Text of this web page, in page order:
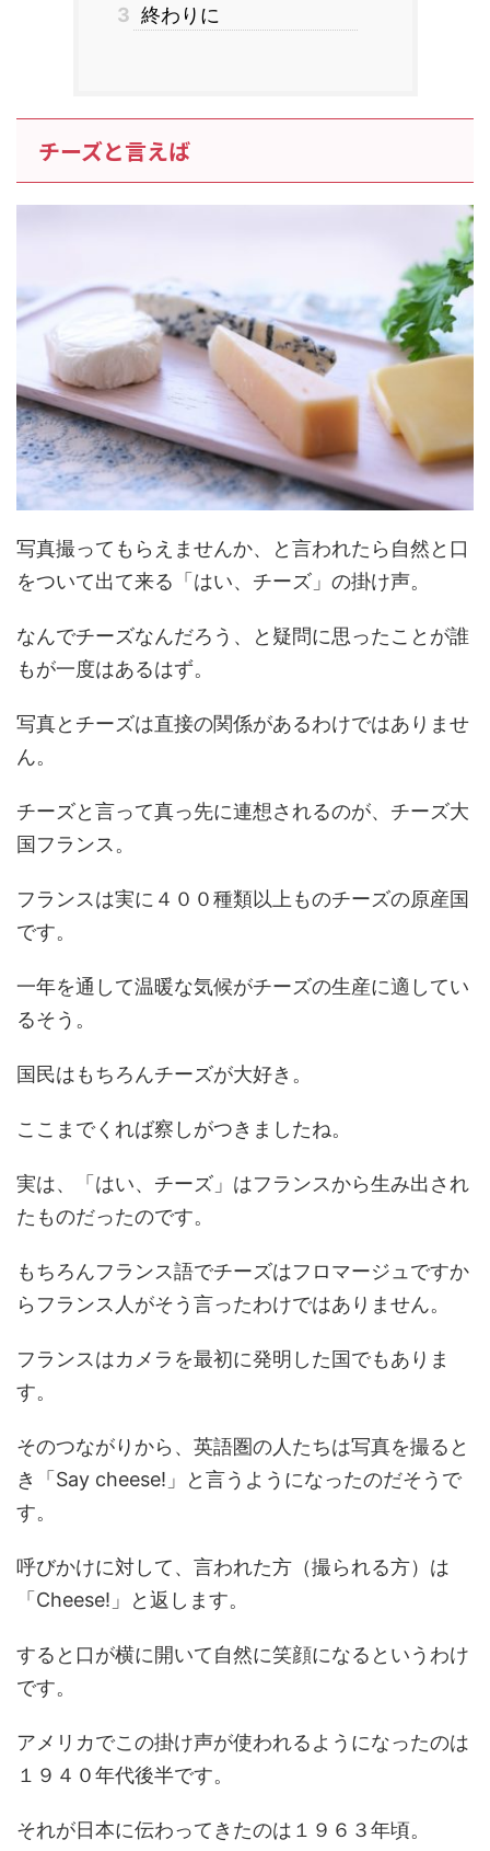
3 終わりに
チーズと言えば
写真撮ってもらえませんか、と言われたら自然と口
をついて出て来る「はい、チーズ」の掛け声。
なんでチーズなんだろう、と疑問に思ったことが誰
もが一度はあるはず。
写真とチーズは直接の関係があるわけではありませ
ん。
チーズと言って真っ先に連想されるのが、チーズ大
国フランス。
フランスは実に ４００種類以上 ものチーズの原産国
です。
一年を通して温暖な気候がチーズの生産に適してい
るそう。
国民はもちろんチーズが大好き。
ここまでくれば察しがつきましたね。
実は、「はい、チーズ」はフランスから生み出され
た ものだったのです。
もちろんフランス語でチーズはフロマージュですか
らフランス人がそう言ったわけではありません。
フランスはカメラを最初に発明した国でもありま
す。
そのつながりから、英語圏の人たちは写真を撮ると
き「Say cheese!」と言うようになったのだそうで
す。
呼びかけに対して、言われた方（撮られる方）は
「Cheese!」と返します。
すると口が横に開いて自然に笑顔になるというわけ
です。
アメリカでこの掛け声が使われるようになったのは
１９４０年代後半です。
それが日本に伝わってきたのは１９６３年頃。